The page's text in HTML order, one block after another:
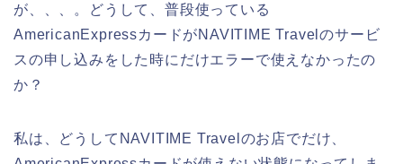
が、、、。どうして、普段使っている
AmericanExpressカードがNAVITIME Travelのサービ
スの申し込みをした時にだけエラーで使えなかったの
か？
私は、どうしてNAVITIME Travelのお店でだけ、